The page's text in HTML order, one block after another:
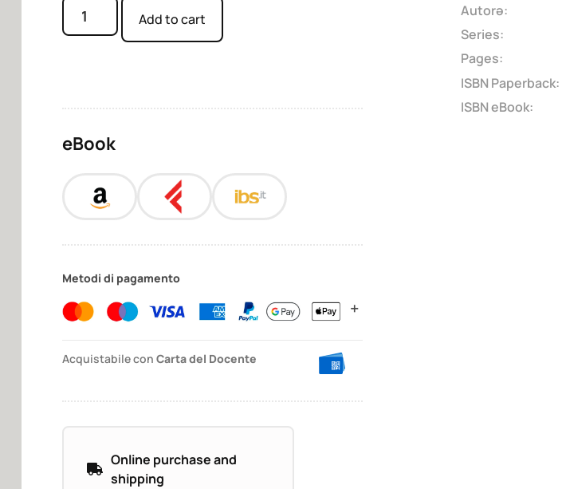
Add to cart
eBook
Metodi di pagamento
+
Acquistabile conCarta del Docente
Online purchase and
shipping
Autorə:
Series:
Pages:
ISBN Paperback:
ISBN eBook: